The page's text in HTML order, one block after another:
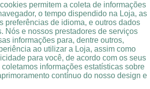
permitem a coleta de informações
o tempo dispendido na Loja, as
preferências de idioma, e outros dados
Nós e nossos prestadores de serviços
informações para, dentre outros,
ao utilizar a Loja, assim como
para você, de acordo com os seus
coletamos informações estatísticas sobre
contínuo do nosso design e